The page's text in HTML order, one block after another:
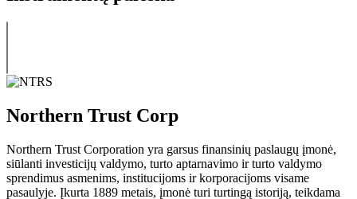
Northern Trust Corp
Northern Trust Corporation yra garsus finansinių paslaugų įmonė,
siūlanti investicijų valdymo, turto aptarnavimo ir turto valdymo
sprendimus asmenims, institucijoms ir korporacijoms visame
pasaulyje. Įkurta 1889 metais, įmonė turi turtingą istoriją, teikdama